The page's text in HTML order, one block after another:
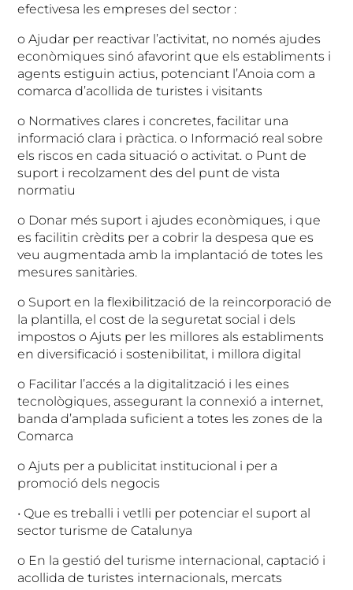
efectivesa les empreses del sector :
o Ajudar per reactivar l’activitat, no només ajudes
econòmiques sinó afavorint que els establiments i
agents estiguin actius, potenciant l’Anoia com a
comarca d’acollida de turistes i visitants
o Normatives clares i concretes, facilitar una
informació clara i pràctica. o Informació real sobre
els riscos en cada situació o activitat. o Punt de
suport i recolzament des del punt de vista
normatiu
o Donar més suport i ajudes econòmiques, i que
es facilitin crèdits per a cobrir la despesa que es
veu augmentada amb la implantació de totes les
mesures sanitàries.
o Suport en la flexibilització de la reincorporació de
la plantilla, el cost de la seguretat social i dels
impostos o Ajuts per les millores als establiments
en diversificació i sostenibilitat, i millora digital
o Facilitar l’accés a la digitalització i les eines
tecnològiques, assegurant la connexió a internet,
banda d’amplada suficient a totes les zones de la
Comarca
o Ajuts per a publicitat institucional i per a
promoció dels negocis
• Que es treballi i vetlli per potenciar el suport al
sector turisme de Catalunya
o En la gestió del turisme internacional, captació i
acollida de turistes internacionals, mercats